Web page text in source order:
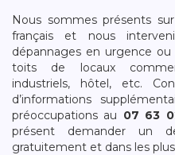
Nous sommes présents
français et nous
dépannages en urgence
toits de locaux
industriels, hôtel, etc.
d’informations
préoccupations au 07 63
présent demander un
gratuitement et dans les